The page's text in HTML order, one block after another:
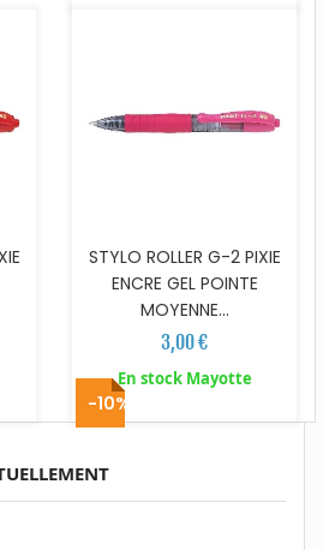
STYLO ROLLER G-2 PIXIE
ENCRE GEL POINTE
MOYENNE...
3,00 €
En stock Mayotte
-10%